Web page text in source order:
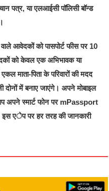
पत्र, या एलआईसी पॉलिसी बॉन्ड
आवेदकों को पासपोर्ट फीस पर 10
को केवल एक अभिभावक या
माता-पिता के परिवारों की मदद
दोनों में बनाए जाएंगे। अपने मोबाइल
आप अपने स्मार्ट फोन पर mPassport
एेप पर हर तरह की जानकारी